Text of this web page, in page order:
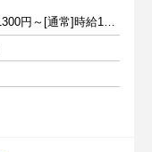
[オープニング特別]時給1300円～[通常]時給1100円～+交通費全額